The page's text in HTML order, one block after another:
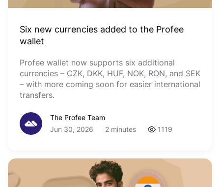
Six new currencies added to the Profee
wallet
Profee wallet now supports six additional
currencies – CZK, DKK, HUF, NOK, RON, and SEK
– with more coming soon for easier international
transfers.
The Profee Team
Jun 30, 2026
2 minutes 1119